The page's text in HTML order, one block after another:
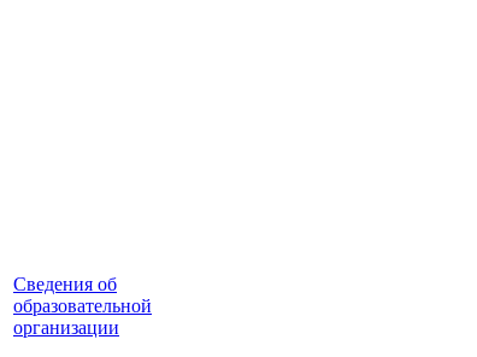
Сведения об
образовательной
организации